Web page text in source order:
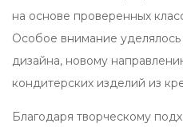
на основе проверенных
Особое внимание
дизайна, новому
кондитерских изделий из
Благодаря творческому